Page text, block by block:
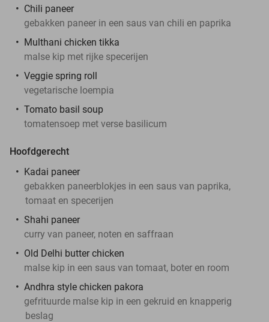
Chili paneer
gebakken paneer in een saus van chili en paprika
Multhani chicken tikka
malse kip met rijke specerijen
Veggie spring roll
vegetarische loempia
Tomato basil soup
tomatensoep met verse basilicum
Hoofdgerecht
Kadai paneer
gebakken paneerblokjes in een saus van paprika,
tomaat en specerijen
Shahi paneer
curry van paneer, noten en saffraan
Old Delhi butter chicken
malse kip in een saus van tomaat, boter en room
Andhra style chicken pakora
gefrituurde malse kip in een gekruid en knapperig
beslag